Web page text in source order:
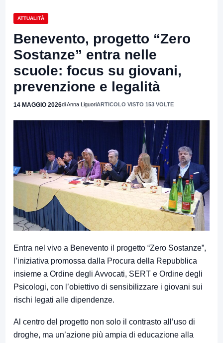
ATTUALITÀ
Benevento, progetto “Zero
Sostanze” entra nelle
scuole: focus su giovani,
prevenzione e legalità
14 MAGGIO 2026di Anna LiguoriARTICOLO VISTO 153 VOLTE
Entra nel vivo a Benevento il progetto “Zero Sostanze”,
l’iniziativa promossa dalla Procura della Repubblica
insieme a Ordine degli Avvocati, SERT e Ordine degli
Psicologi, con l’obiettivo di sensibilizzare i giovani sui
rischi legati alle dipendenze.
Al centro del progetto non solo il contrasto all’uso di
droghe, ma un’azione più ampia di educazione alla